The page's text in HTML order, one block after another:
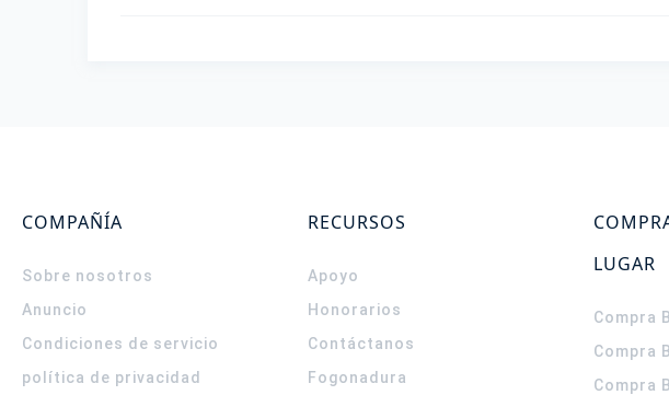
COMPAÑÍA
Sobre nosotros
Anuncio
Condiciones de servicio
política de privacidad
RECURSOS
Apoyo
Honorarios
Contáctanos
Fogonadura
LUGAR
Compra
Compra
Compra